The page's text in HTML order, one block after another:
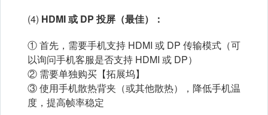
(4) HDMI 或 DP 投屏（最佳）：
① 首先，需要手机支持 HDMI 或 DP 传输模式（可
以询问手机客服是否支持 HDMI 或 DP）
② 需要单独购买【拓展坞】
③ 使用手机散热背夹（或其他散热），降低手机温
度，提高帧率稳定